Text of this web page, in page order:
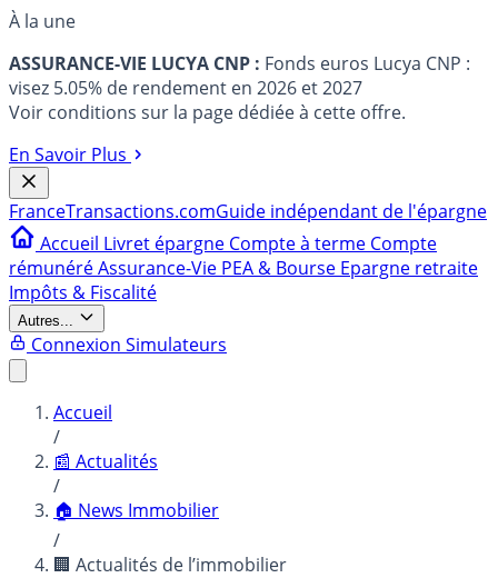
À la une
ASSURANCE-VIE LUCYA CNP : Fonds euros Lucya CNP :
visez 5.05% de rendement en 2026 et 2027
Voir conditions sur la page dédiée à cette offre.
En Savoir Plus
FranceTransactions.comGuide indépendant de l'épargne
Accueil Livret épargne Compte à terme Compte
rémunéréAssurance-Vie PEA & Bourse Epargne retraite
Impôts & Fiscalité
Autres...
Connexion Simulateurs
Accueil
/
📰 Actualités
/
🏠 News Immobilier
/
🏢 Actualités de l’immobilier